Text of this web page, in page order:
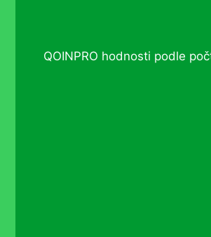
QOINPRO hodnosti podle